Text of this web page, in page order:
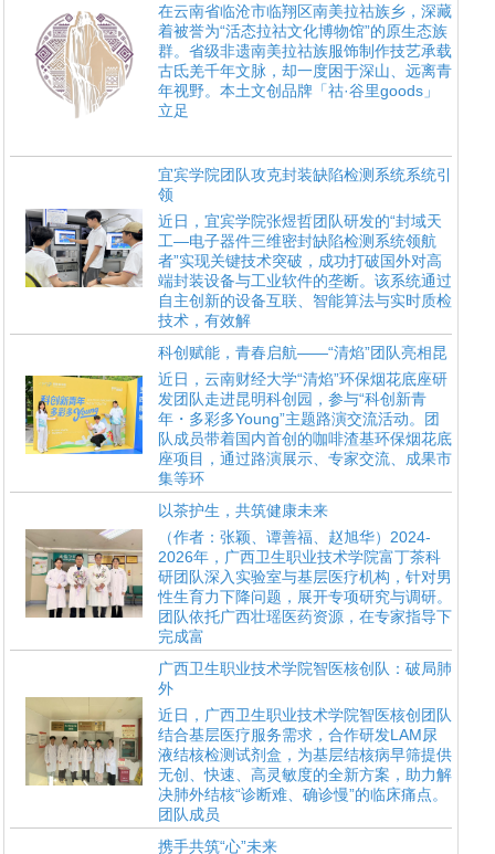
在云南省临沧市临翔区南美拉祜族乡，深藏
着被誉为“活态拉祜文化博物馆”的原生态族
群。省级非遗南美拉祜族服饰制作技艺承载
古氐羌千年文脉，却一度困于深山、远离青
年视野。本土文创品牌「祜·谷里goods」
立足
宜宾学院团队攻克封装缺陷检测系统系统引
领
近日，宜宾学院张煜哲团队研发的“封域天
工—电子器件三维密封缺陷检测系统领航
者”实现关键技术突破，成功打破国外对高
端封装设备与工业软件的垄断。该系统通过
自主创新的设备互联、智能算法与实时质检
技术，有效解
科创赋能，青春启航——“清焰”团队亮相昆
近日，云南财经大学“清焰”环保烟花底座研
发团队走进昆明科创园，参与“科创新青
年・多彩多Young”主题路演交流活动。团
队成员带着国内首创的咖啡渣基环保烟花底
座项目，通过路演展示、专家交流、成果市
集等环
以茶护生，共筑健康未来
（作者：张颖、谭善福、赵旭华）2024-
2026年，广西卫生职业技术学院富丁茶科
研团队深入实验室与基层医疗机构，针对男
性生育力下降问题，展开专项研究与调研。
团队依托广西壮瑶医药资源，在专家指导下
完成富
广西卫生职业技术学院智医核创队：破局肺
外
近日，广西卫生职业技术学院智医核创团队
结合基层医疗服务需求，合作研发LAM尿
液结核检测试剂盒，为基层结核病早筛提供
无创、快速、高灵敏度的全新方案，助力解
决肺外结核“诊断难、确诊慢”的临床痛点。
团队成员
携手共筑“心”未来